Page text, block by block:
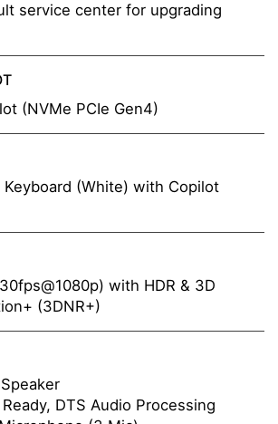
service center for upgrading
(NVMe PCIe Gen4)
Keyboard (White) with Copilot
with HDR & 3D
(3DNR+)
DTS Audio Processing